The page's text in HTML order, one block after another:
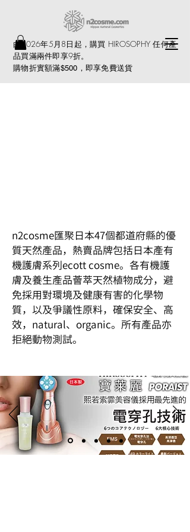
由2026年5月8日起，購買 HIROSOPHY 任何產
品買滿兩件即享9折。
購物折實額滿$500 ，即享免費送貨
n2cosme匯聚日本47個都道府縣的優
質天然產品，熱賣品牌包括日本產有
機護膚系列ecott cosme。各有機護
膚及養生產品薈萃天然植物成分，避
免採用對環境及健康有害的化學物
質，以及爭議性原料，確保安全、高
效，natural、organic。所有產品亦
拒絕動物測試。